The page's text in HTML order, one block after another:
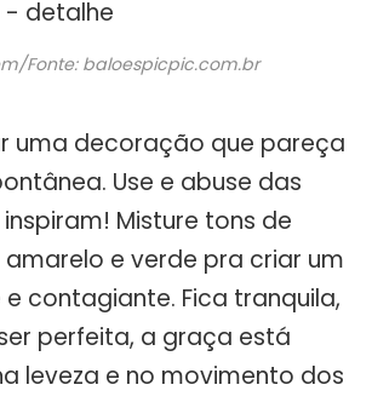
Fonte: baloespicpic.com.br
uma decoração que pareça
Use e abuse das
Misture tons de
amarelo e verde pra criar um
contagiante. Fica tranquila,
perfeita, a graça está
leveza e no movimento dos